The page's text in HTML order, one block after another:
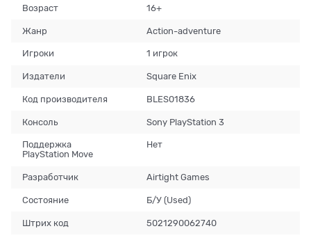
Возраст 16+
Жанр Action-adventure
Игроки 1 игрок
Издатели Square Enix
Код производителя BLES01836
Консоль Sony PlayStation 3
Поддержка
PlayStation Move
Нет
Разработчик Airtight Games
Состояние Б/У (Used)
Штрих код 5021290062740